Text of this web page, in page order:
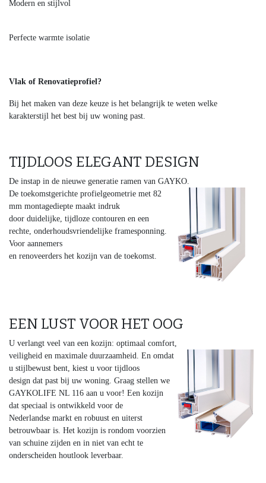
Modern en stijlvol
Perfecte warmte isolatie
Vlak of Renovatieprofiel?
Bij het maken van deze keuze is het belangrijk te weten welke
karakterstijl het best bij uw woning past.
TIJDLOOS ELEGANT DESIGN
De instap in de nieuwe generatie ramen van GAYKO.
De toekomstgerichte profielgeometrie met 82
mm montagediepte maakt indruk
door duidelijke, tijdloze contouren en een
rechte, onderhoudsvriendelijke framesponning.
Voor aannemers
en renoveerders het kozijn van de toekomst.
EEN LUST VOOR HET OOG
U verlangt veel van een kozijn: optimaal comfort,
veiligheid en maximale duurzaamheid. En omdat
u stijlbewust bent, kiest u voor tijdloos
design dat past bij uw woning. Graag stellen we
GAYKOLIFE NL 116 aan u voor! Een kozijn
dat speciaal is ontwikkeld voor de
Nederlandse markt en robuust en uiterst
betrouwbaar is. Het kozijn is rondom voorzien
van schuine zijden en in niet van echt te
onderscheiden houtlook leverbaar.